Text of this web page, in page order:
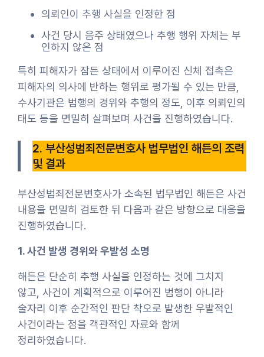
의뢰인이 추행 사실을 인정한 점
사건 당시 음주 상태였으나 추행 행위 자체는 부
인하지 않은 점
특히 피해자가 잠든 상태에서 이루어진 신체 접촉은
피해자의 의사에 반하는 행위로 평가될 수 있는 만큼,
수사기관은 범행의 경위와 추행의 정도, 이후 의뢰인의
태도 등을 면밀히 살펴보며 사건을 진행하였습니다.
2. 부산성범죄전문변호사 법무법인 해든의 조력
및 결과
부산성범죄전문변호사가 소속된 법무법인 해든은 사건
내용을 면밀히 검토한 뒤 다음과 같은 방향으로 대응을
진행하였습니다.
1. 사건 발생 경위와 우발성 소명
해든은 단순히 추행 사실을 인정하는 것에 그치지
않고, 사건이 계획적으로 이루어진 범행이 아니라
술자리 이후 순간적인 판단 착오로 발생한 우발적인
사건이라는 점을 객관적인 자료와 함께
정리하였습니다.